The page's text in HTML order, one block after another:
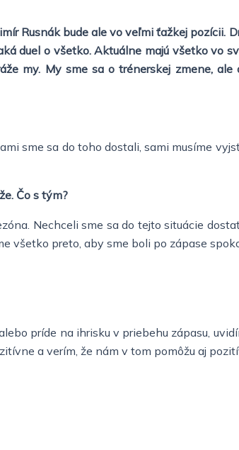
Rusnák bude ale vo veľmi ťažkej pozícii.
duel o všetko. Aktuálne majú všetko vo
my. My sme sa o trénerskej zmene,
sme sa do toho dostali, sami musíme
Čo s tým?
Nechceli sme sa do tejto situácie
všetko preto, aby sme boli po zápase
príde na ihrisku v priebehu zápasu,
a verím, že nám v tom pomôžu aj